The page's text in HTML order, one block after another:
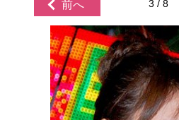
前へ 3 / 8